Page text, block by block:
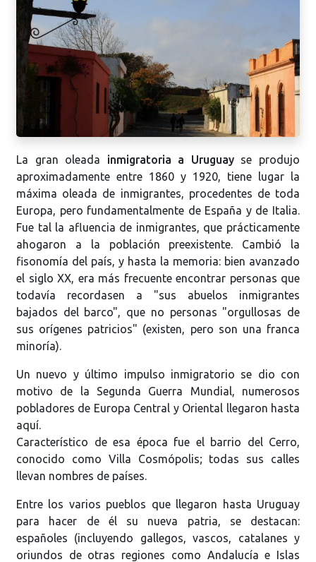
La gran oleada inmigratoria a Uruguayse produjo
aproximadamente entre 1860 y 1920, tiene lugar la
máxima oleada de inmigrantes, procedentes de toda
Europa, pero fundamentalmente de España y de Italia.
Fue tal la afluencia de inmigrantes, que prácticamente
ahogaron a la población preexistente. Cambió la
fisonomía del país, y hasta la memoria: bien avanzado
el siglo XX, era más frecuente encontrar personas que
todavía recordasen a "sus abuelos inmigrantes
bajados del barco", que no personas "orgullosas de
sus orígenes patricios" (existen, pero son una franca
minoría).
Un nuevo y último impulso inmigratorio se dio con
motivo de la Segunda Guerra Mundial, numerosos
pobladores de Europa Central y Oriental llegaron hasta
aquí.
Característico de esa época fue el barrio del Cerro,
conocido como Villa Cosmópolis; todas sus calles
llevan nombres de países.
Entre los varios pueblos que llegaron hasta Uruguay
para hacer de él su nueva patria, se destacan:
españoles (incluyendo gallegos, vascos, catalanes y
oriundos de otras regiones como Andalucía e Islas